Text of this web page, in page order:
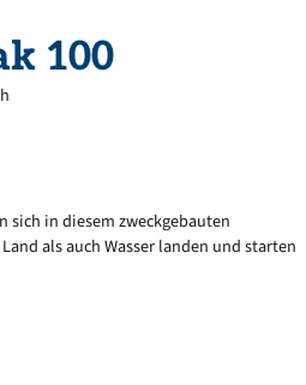
100
sich in diesem zweckgebauten
als auch Wasser landen und starten